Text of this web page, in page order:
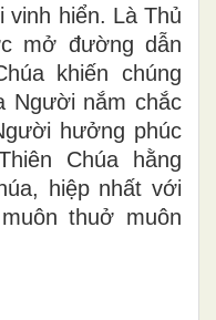
vinh hiển. Là Thủ
mở đường dẫn
khiến chúng
Người nắm chắc
hưởng phúc
Chúa hằng
hiệp nhất với
thuở muôn